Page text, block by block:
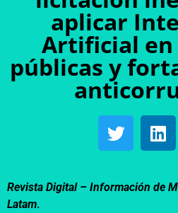
aplicar
Artificial en
públicas y
Revista Digital – Información de
Latam.